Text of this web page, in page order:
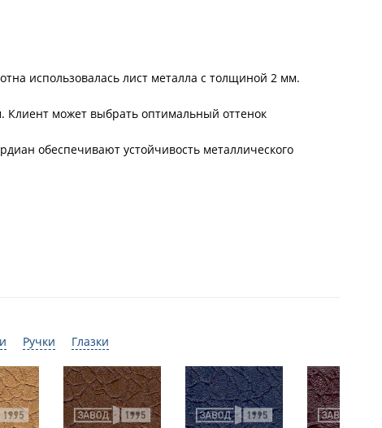
использовалась лист металла с толщиной 2 мм.
может выбрать оптимальный оттенок
обеспечивают устойчивость металлического
Ручки Глазки